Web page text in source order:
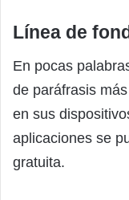
Línea de
En pocas
de paráfrasis
en sus
aplicaciones se
gratuita.